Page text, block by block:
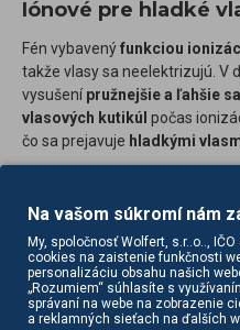
Iónové pre hladké
Fén vybavenýfunkciou
takže vlasy sa neelektrizujú. V
vysušenípružnejšie a ľahšie
vlasových kutikúl počas
čo sa prejavuje hladkými
Na vašom súkromí nám
My, spoločnosť Wolfert, s.r..o..,
cookies na zaistenie funkčnosti
personalizáciu obsahu našich
„Rozumiem“ súhlasíte s
správaní na webe na zobrazenie
a reklamných sieťach na ďalších